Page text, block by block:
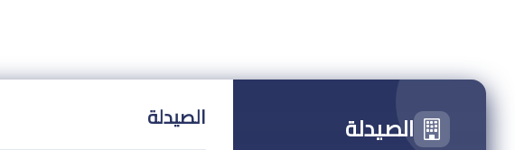
الصيدلة الصيدلة